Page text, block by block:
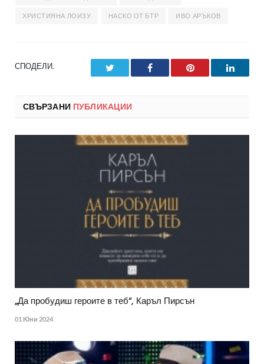
ХРИСТИЯНА ЛОИЗУ НАСКО ОТ БТР ИВО АРЪКОВ
СПОДЕЛИ. Facebook Pinterest
СВЪРЗАНИ ПУБЛИКАЦИИ
„Да пробудиш героите в теб“, Каръл Пирсън
01 Юни 2024